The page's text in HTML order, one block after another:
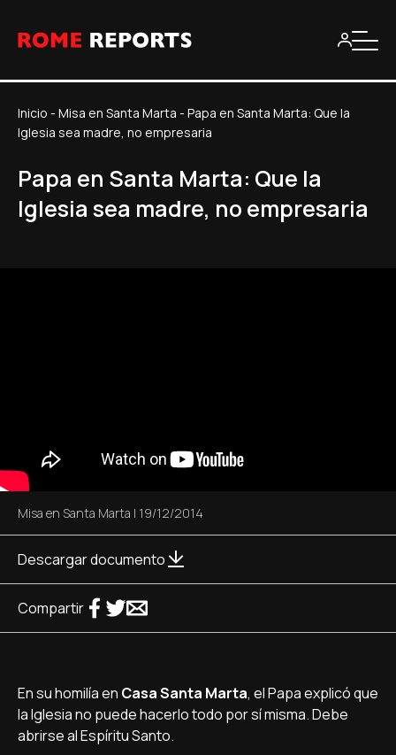
Inicio - Misa en Santa Marta - Papa en Santa Marta: Que la
Iglesia sea madre, no empresaria
Papa en Santa Marta: Que la
Iglesia sea madre, no empresaria
Misa en Santa Marta | 19/12/2014
Descargar documento
Compartir
En su homilí­a en Casa Santa Marta, el Papa explicó que
la Iglesia no puede hacerlo todo por sí­ misma. Debe
abrirse al Espí­ritu Santo.